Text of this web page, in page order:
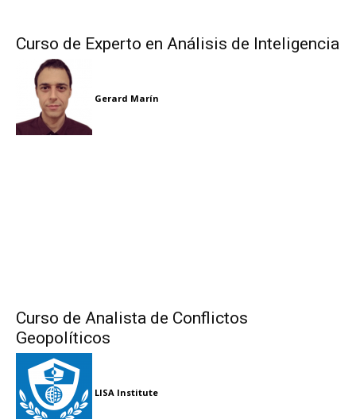
Curso de Experto en Análisis de Inteligencia
Gerard Marín
Curso de Analista de Conflictos
Geopolíticos
LISA Institute